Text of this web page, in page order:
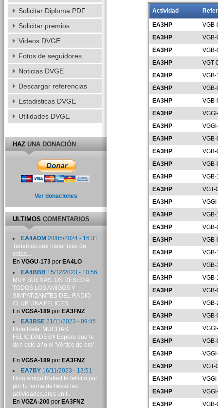
Actividad
EA3HP
EA3HP
EA3HP
EA3HP
VGT-
EA3HP
EA3HP
EA3HP
EA3HP
EA3HP
EA3HP
EA3HP
EA3HP
EA3HP
EA3HP
VGT-
EA3HP
EA3HP
EA3HP
EA3HP
EA3HP
EA3HP
EA3HP
EA3HP
EA3HP
EA3HP
EA3HP
EA3HP
EA3HP
EA3HP
VGT-
EA3HP
EA3HP
EA3HP
Solicitar Diploma PDF
Solicitar premios
Videos DVGE
Fotos de seguidores
Noticias DVGE
Descargar referencias
Estadisticas DVGE
Utilidades DVGE
HAZUNA DONACIÓN
Ver donaciones
ULTIMOSCOMENTARIOS
EA4ADM 28/05/2024 - 16:31
Tenemos que hacer mas de
estas....
En VGGU-173por EA4LO
EA4BBB 15/12/2023 - 10:56
MUY BUENAS. OS DESEO A
TODOS LOS AMIGOS Y
SIMPATIZANTES DEL RADIO
CLUB UNA FELICES...
En VGSA-189por EA3FNZ
EA3BSE21/11/2023 - 09:45
Hola Rafa. MUCHAS
FELICIDADES!!! Espero que te
den este año el 'Vértice de oro'
...
En VGSA-189por EA3FNZ
EA7BY16/11/2023 - 13:51
Hola amigo Rafael:te felicito por
por tu forma de llevar las
actividades,eres un f...
En VGZA-200por EA3FNZ